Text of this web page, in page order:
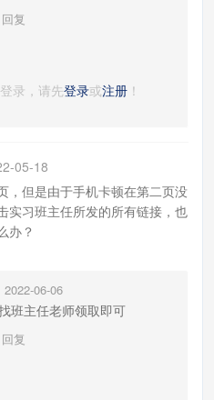
回复
录，请先登录或注册！
05-18
，但是由于手机卡顿在第二页没
实习班主任所发的所有链接，也
办？
2022-06-06
班主任老师领取即可
回复